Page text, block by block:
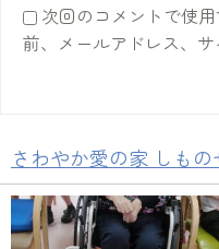
次回のコメントで使
前、メールアドレス、サ
さわやか愛の家 しもの